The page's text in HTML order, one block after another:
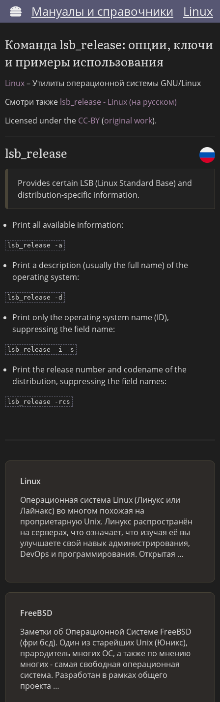
Мануалы и справочники Linux
Команда lsb_release: опции, ключи
и примеры использования
Linux– Утилиты операционной системы GNU/Linux
Смотри также lsb_release - Linux (на русском)
Licensed under the CC-BY(original work).
lsb_release
Provides certain LSB (Linux Standard Base) and
distribution-specific information.
Print all available information:
lsb_release -a
Print a description (usually the full name) of the
operating system:
lsb_release -d
Print only the operating system name (ID),
suppressing the field name:
lsb_release -i -s
Print the release number and codename of the
distribution, suppressing the field names:
lsb_release -rcs
Linux
Операционная система Linux (Линукс или
Лайнакс) во многом похожая на
проприетарную Unix. Линукс распространён
на серверах, что означает, что изучая её вы
улучшаете свой навык администрирования,
DevOps и программирования. Открытая …
FreeBSD
Заметки об Операционной Системе FreeBSD
(фри бсд). Один из старейших Unix (Юникс),
прародитель многих ОС, а также по мнению
многих - самая свободная операционная
система. Разработан в рамках общего
проекта …